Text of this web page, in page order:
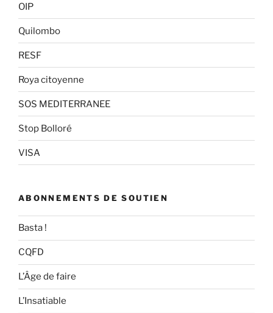
OIP
Quilombo
RESF
Roya citoyenne
SOS MEDITERRANEE
Stop Bolloré
VISA
ABONNEMENTS DE SOUTIEN
Basta !
CQFD
L’Âge de faire
L’Insatiable